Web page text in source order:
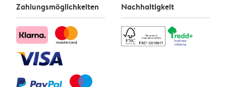
Zahlungsmöglichkeiten Nachhaltigkeit